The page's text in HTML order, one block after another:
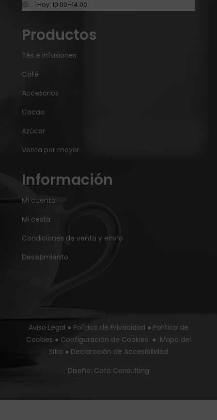
… · Hoy: 10:00–14:00
Productos
Tés e Infusiones
Café
Accesorios
Cacao
Azúcar
Venta por mayor
Información
Mi cuenta
Mi cesta
Condiciones de venta y envío
Desistimiento
Aviso Legal ● Política de Privacidad ● Política de
Cookies ● Configuración de Cookies ● Mapa del
Sitio ● Declaración de Accesibilidad
Diseño: Coto Consulting